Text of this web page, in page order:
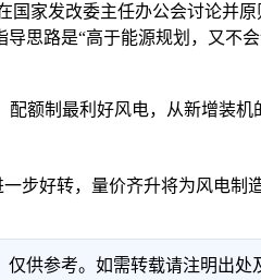
家发改委主任办公会讨论并原
思路是“高于能源规划，又不
额制最利好风电，从新增装机
步好转，量价齐升将为风电制
供参考。如需转载请注明出处